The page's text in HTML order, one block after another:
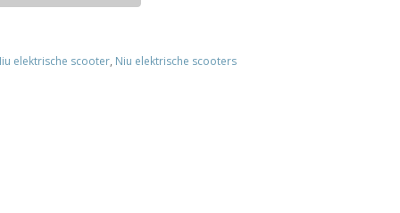
elektrische scooter, Niu elektrische scooters